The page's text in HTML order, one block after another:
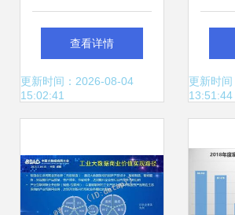
黑马 wakedata惟
客数据完成数千万
查看详情
更新时间：2026-08-04
15:02:41
点
与
更新时
13:51:44